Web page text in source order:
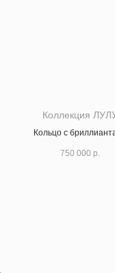
Коллекция
Кольцо с
750 000 р.